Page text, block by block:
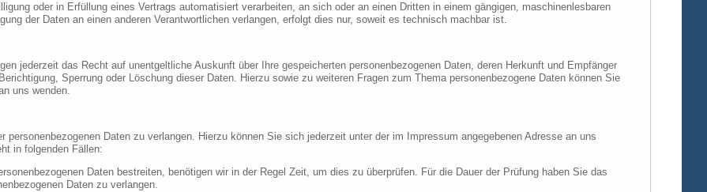
oder in Erfüllung eines Vertrags automatisiert verarbeiten, an sich oder an einen Dritten in einem gängigen, maschinenlesbaren
der Daten an einen anderen Verantwortlichen verlangen, erfolgt dies nur, soweit es technisch machbar ist.
jederzeit das Recht auf unentgeltliche Auskunft über Ihre gespeicherten personenbezogenen Daten, deren Herkunft und Empfänger
Sperrung oder Löschung dieser Daten. Hierzu sowie zu weiteren Fragen zum Thema personenbezogene Daten können Sie
uns wenden.
Daten zu verlangen. Hierzu können Sie sich jederzeit unter der im Impressum angegebenen Adresse an uns
in folgenden Fällen:
Daten bestreiten, benötigen wir in der Regel Zeit, um dies zu überprüfen. Für die Dauer der Prüfung haben Sie das
Daten zu verlangen.